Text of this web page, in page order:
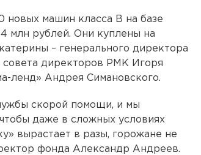
новых машин класса В на базе
млн рублей. Они куплены на
– генерального директора
директоров РМК Игоря
ленд» Андрея Симановского.
скорой помощи, и мы
даже в сложных условиях
вырастает в разы, горожане не
фонда Александр Андреев.